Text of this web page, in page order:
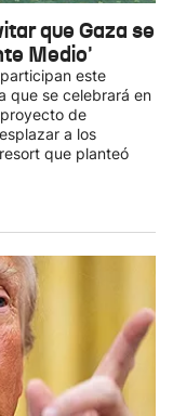
que Gaza se
Medio'
este
que se celebrará en
de
a los
que planteó